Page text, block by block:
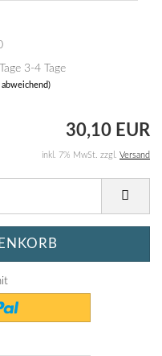
3-4 Tage
abweichend)
30,10 EUR
inkl. 7% MwSt. zzgl. Versand